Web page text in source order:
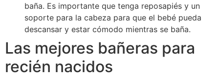
baña. Es importante que tenga reposapiés y un
soporte para la cabeza para que el bebé pueda
descansar y estar cómodo mientras se baña.
Las mejores bañeras para
recién nacidos